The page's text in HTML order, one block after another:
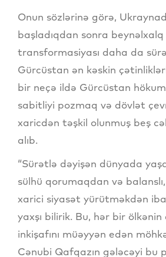
Onun sözlərinə görə,
başladıqdan sonra beynəlxalq
transformasiyası daha da
Gürcüstan ən kəskin
bir neçə ildə Gürcüstan
sabitliyi pozmaq və dövlət
xaricdən təşkil olunmuş beş
alıb.
“Sürətlə dəyişən dünyada
sülhü qorumaqdan və
xarici siyasət yürütməkdən
yaxşı bilirik. Bu, hər bir
inkişafını müəyyən edən
Cənubi Qafqazın gələcəyi bu